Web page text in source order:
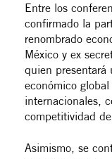
Entre los
confirmado la
renombrado
México y ex
quien presentará
económico
internacionales,
competitividad
Asimismo, se